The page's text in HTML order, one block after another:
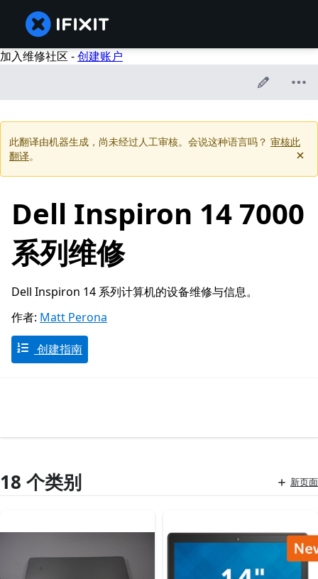
加入维修社区 -创建账户
此翻译由机器生成，尚未经过人工审核。会说这种语言吗？ 审核此
翻译。
Dell Inspiron 14 7000
系列维修
Dell Inspiron 14 系列计算机的设备维修与信息。
作者: Matt Perona
创建指南
18 个类别 新页面